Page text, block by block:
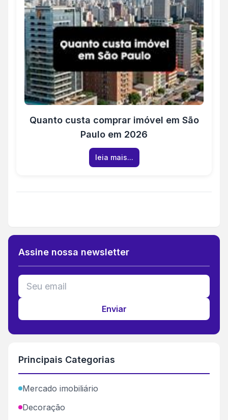
Quanto custa comprar imóvel em São
Paulo em 2026
leia mais...
Assine nossa newsletter
Enviar
Principais Categorias
Mercado imobiliário
Decoração